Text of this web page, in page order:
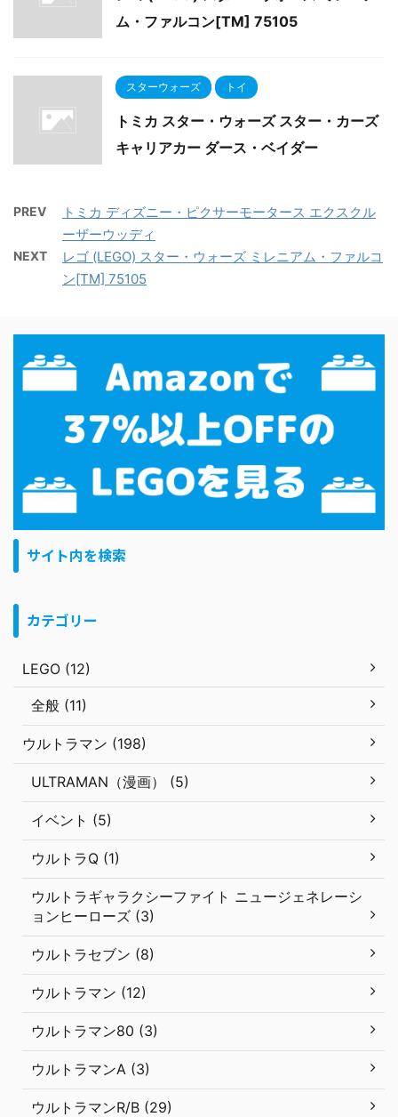
ム・ファルコン[TM] 75105
スターウォーズ トイ
トミカ スター・ウォーズ スター・カーズ
キャリアカー ダース・ベイダー
PREV
トミカ ディズニー・ピクサーモータース エクスクル
ーザーウッディ
NEXT
レゴ (LEGO) スター・ウォーズ ミレニアム・ファルコ
ン[TM] 75105
サイト内を検索
カテゴリー
LEGO (12)
全般 (11)
ウルトラマン (198)
ULTRAMAN（漫画） (5)
イベント (5)
ウルトラQ (1)
ウルトラギャラクシーファイト ニュージェネレーシ
ョンヒーローズ (3)
ウルトラセブン (8)
ウルトラマン (12)
ウルトラマン80 (3)
ウルトラマンA (3)
ウルトラマンR/B (29)